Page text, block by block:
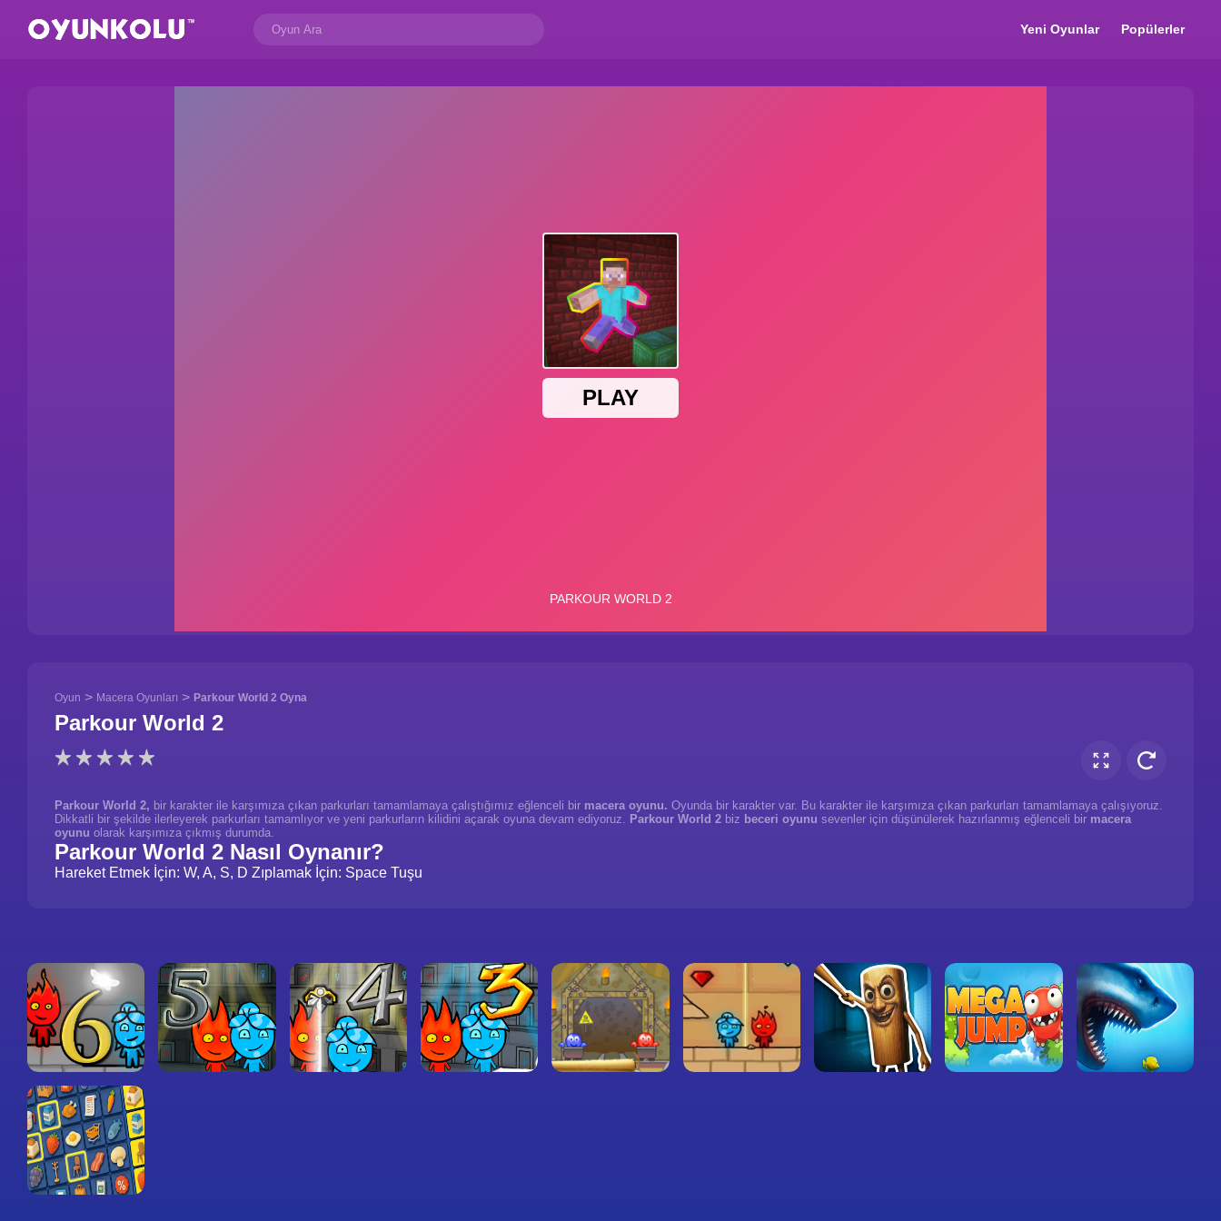
Yeni Oyunlar Popülerler
Oyun > Macera Oyunları > Parkour World 2 Oyna
Parkour World 2
Parkour World 2, bir karakter ile karşımıza çıkan parkurları tamamlamaya çalıştığımız eğlenceli bir macera oyunu. Oyunda bir karakter var. Bu karakter ile karşımıza çıkan parkurları tamamlamaya çalışıyoruz.
Dikkatli bir şekilde ilerleyerek parkurları tamamlıyor ve yeni parkurların kilidini açarak oyuna devam ediyoruz. Parkour World 2 biz beceri oyunu sevenler için düşünülerek hazırlanmış eğlenceli bir macera
oyunu olarak karşımıza çıkmış durumda.
Parkour World 2 Nasıl Oynanır?
Hareket Etmek İçin: W, A, S, D Zıplamak İçin: Space Tuşu